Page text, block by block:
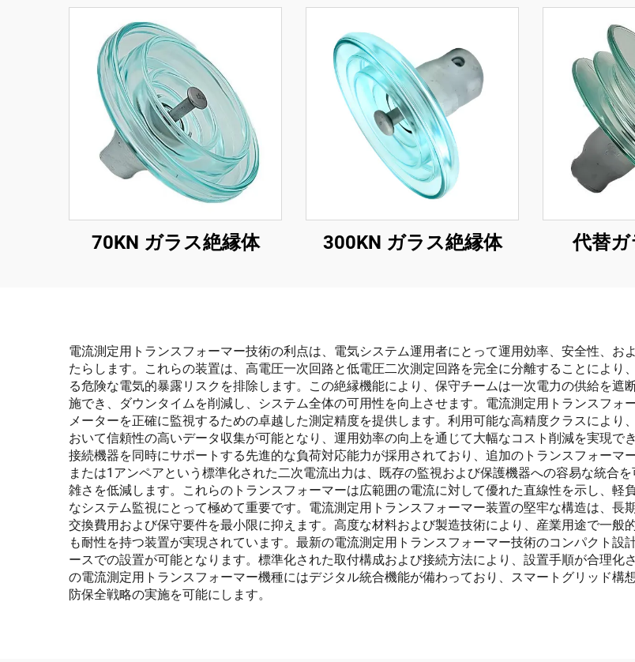
70KN ガラス絶縁体 300KN ガラス絶縁体 代替
電流測定用トランスフォーマー技術の利点は、電気システム運用者にとって運用効率、安全性、
たらします。これらの装置は、高電圧一次回路と低電圧二次測定回路を完全に分離することによ
る危険な電気的暴露リスクを排除します。この絶縁機能により、保守チームは一次電力の供給を
施でき、ダウンタイムを削減し、システム全体の可用性を向上させます。電流測定用トランスフ
メーターを正確に監視するための卓越した測定精度を提供します。利用可能な高精度クラスによ
おいて信頼性の高いデータ収集が可能となり、運用効率の向上を通じて大幅なコスト削減を実現
接続機器を同時にサポートする先進的な負荷対応能力が採用されており、追加のトランスフォー
または1アンペアという標準化された二次電流出力は、既存の監視および保護機器への容易な統合
雑さを低減します。これらのトランスフォーマーは広範囲の電流に対して優れた直線性を示し、
なシステム監視にとって極めて重要です。電流測定用トランスフォーマー装置の堅牢な構造は、長
交換費用および保守要件を最小限に抑えます。高度な材料および製造技術により、産業用途で一
も耐性を持つ装置が実現されています。最新の電流測定用トランスフォーマー技術のコンパクト
ースでの設置が可能となります。標準化された取付構成および接続方法により、設置手順が合理
の電流測定用トランスフォーマー機種にはデジタル統合機能が備わっており、スマートグリッド
防保全戦略の実施を可能にします。